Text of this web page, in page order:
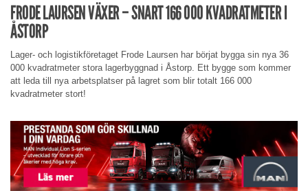
FRODE LAURSEN VÄXER – SNART 166 000 KVADRATMETER I
ÅSTORP
Lager- och logistikföretaget Frode Laursen har börjat bygga sin nya 36
000 kvadratmeter stora lagerbyggnad i Åstorp. Ett bygge som kommer
att leda till nya arbetsplatser på lagret som blir totalt 166 000
kvadratmeter stort!